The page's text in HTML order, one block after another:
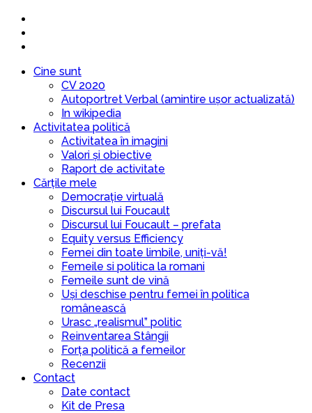
Cine sunt
CV 2020
Autoportret Verbal (amintire ușor actualizată)
In wikipedia
Activitatea politică
Activitatea în imagini
Valori și obiective
Raport de activitate
Cărțile mele
Democrație virtuală
Discursul lui Foucault
Discursul lui Foucault – prefata
Equity versus Efficiency
Femei din toate limbile, uniți-vă!
Femeile si politica la romani
Femeile sunt de vină
Uși deschise pentru femei în politica
românească
Urasc „realismul” politic
Reinventarea Stângii
Forța politică a femeilor
Recenzii
Contact
Date contact
Kit de Presa